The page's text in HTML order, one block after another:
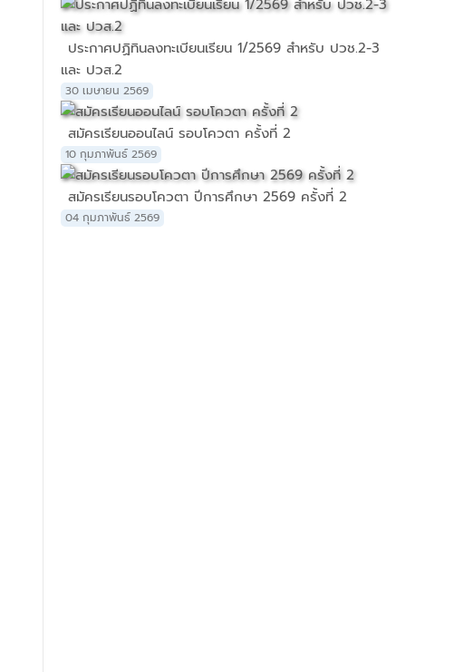
ประกาศปฏิทินลงทะเบียนเรียน 1/2569 สำหรับ ปวช.2-3
และ ปวส.2
30 เมษายน 2569
สมัครเรียนออนไลน์ รอบโควตา ครั้งที่ 2
10 กุมภาพันธ์ 2569
สมัครเรียนรอบโควตา ปีการศึกษา 2569 ครั้งที่ 2
04 กุมภาพันธ์ 2569